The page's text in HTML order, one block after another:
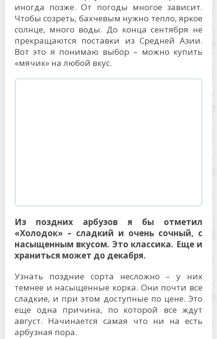
иногда позже. От погоды многое зависит.
Чтобы созреть, бахчевым нужно тепло, яркое
солнце, много воды. До конца сентября не
прекращаются поставки из Средней Азии.
Вот это я понимаю выбор – можно купить
«мячик» на любой вкус.
Из поздних арбузов я бы отметил
«Холодок» – сладкий и очень сочный, с
насыщенным вкусом. Это классика. Еще и
храниться может до декабря.
Узнать поздние сорта несложно – у них
темнее и насыщенные корка. Они почти все
сладкие, и при этом доступные по цене. Это
еще одна причина, по которой все ждут
август. Начинается самая что ни на есть
арбузная пора.